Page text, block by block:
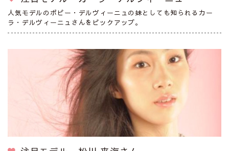
人気モデルのポピー・デルヴィーニュの妹としても知られるカー
ラ・デルヴィーニュさんをピックアップ。